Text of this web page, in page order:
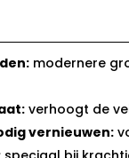
modernere
verhoogt de
vernieuwen: